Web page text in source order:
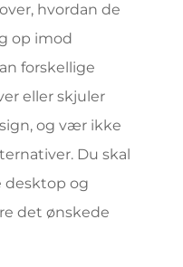
hvordan de
op imod
forskellige
eller skjuler
og vær ikke
Du skal
desktop og
det ønskede